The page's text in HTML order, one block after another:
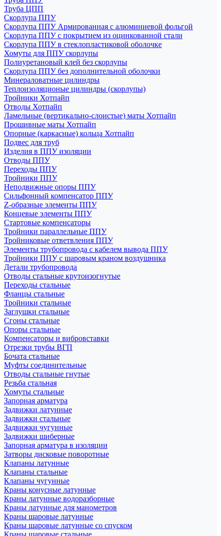
Труба ЦПП
Скорлупа ППУ
Скорлупа ППУ Армированная с алюминиевой фольгой
Скорлупа ППУ с покрытием из оцинкованной стали
Скорлупа ППУ в стеклопластиковой оболочке
Хомуты для ППУ скорлупы
Полиуретановый клей без скорлупы
Скорлупа ППУ без дополнительной оболочки
Минераловатные цилиндры
Теплоизоляционые цилиндры (скорлупы)
Тройники Хотпайп
Отводы Хотпайп
Ламельные (вертикально-слоистые) маты Хотпайп
Прошивные маты Хотпайп
Опорные (каркасные) кольца Хотпайп
Подвес для труб
Изделия в ППУ изоляции
Отводы ППУ
Переходы ППУ
Тройники ППУ
Неподвижные опоры ППУ
Cильфонный компенсатор ППУ
Z-образные элементы ППУ
Концевые элементы ППУ
Стартовые компенсаторы
Тройники параллельные ППУ
Тройниковые ответвления ППУ
Элементы трубопровода с кабелем вывода ППУ
Тройники ППУ с шаровым краном воздушника
Детали трубопровода
Отводы стальные крутоизогнутые
Переходы стальные
Фланцы стальные
Тройники стальные
Заглушки стальные
Сгоны стальные
Опоры стальные
Компенсаторы и вибровставки
Отрезки трубы ВГП
Бочата стальные
Муфты соединительные
Отводы стальные гнутые
Резьба стальная
Хомуты стальные
Запорная арматура
Задвижки латунные
Задвижки стальные
Задвижки чугунные
Задвижки шиберные
Запорная арматура в изоляции
Затворы дисковые поворотные
Клапаны латунные
Клапаны стальные
Клапаны чугунные
Краны конусные латунные
Краны латунные водоразборные
Краны латунные для манометров
Краны шаровые латунные
Краны шаровые латунные со спуском
Краны шаровые стальные